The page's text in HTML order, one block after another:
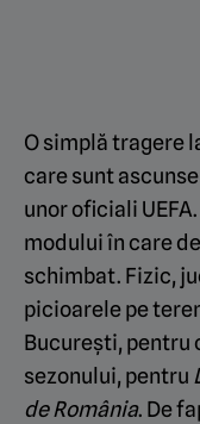
O simplă tragere
care sunt
unor oficiali
modului în care
schimbat. Fizic,
picioarele pe
București, pentru
sezonului, pentru
de România. De